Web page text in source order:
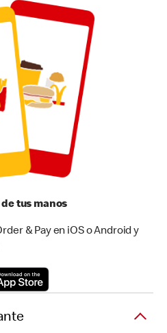
tus manos
& Pay en iOS o Android y